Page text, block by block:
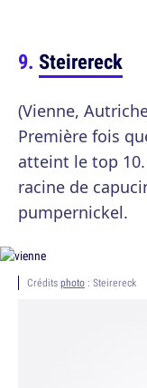
Steirereck
(Vienne,
Première fois
atteint le top
racine de
pumpernickel.
Crédits photo : Steirereck